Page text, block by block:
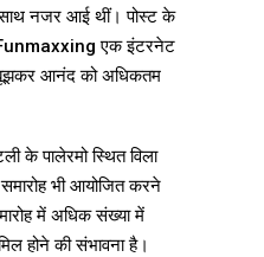
साथ नजर आई थीं। पोस्ट के
एक इंटरनेट
आनंद को अधिकतम
के पालेरमो स्थित विला
भी आयोजित करने
में अधिक संख्या में
होने की संभावना है।